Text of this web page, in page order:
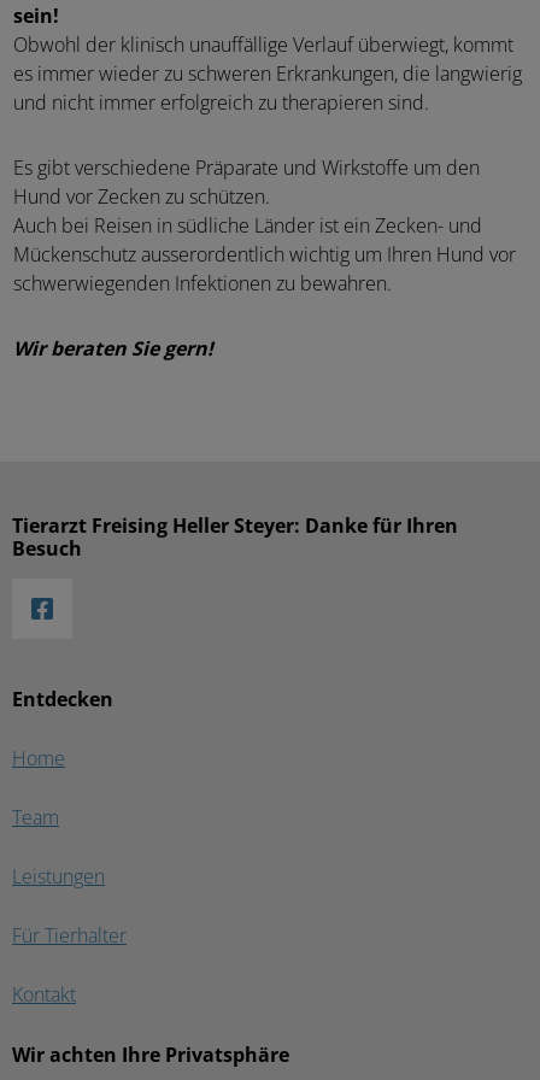
sein!
Obwohl der klinisch unauffällige Verlauf überwiegt, kommt
es immer wieder zu schweren Erkrankungen, die langwierig
und nicht immer erfolgreich zu therapieren sind.
Es gibt verschiedene Präparate und Wirkstoffe um den
Hund vor Zecken zu schützen.
Auch bei Reisen in südliche Länder ist ein Zecken- und
Mückenschutz ausserordentlich wichtig um Ihren Hund vor
schwerwiegenden Infektionen zu bewahren.
Wir beraten Sie gern!
Entdecken
Home
Team
Leistungen
Für Tierhalter
Kontakt
Wir achten Ihre Privatsphäre
Tierarzt Freising Heller Steyer: Danke für Ihren
Besuch